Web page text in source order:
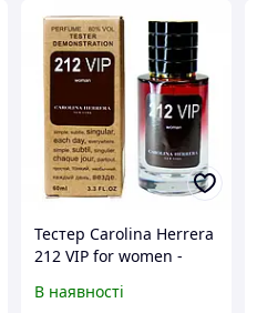
Тестер Carolina Herrera
212 VIP for women -
В наявності